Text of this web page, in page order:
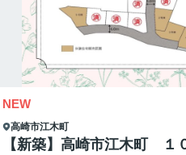
NEW
高崎市江木町
【新築】高崎市江木町 １